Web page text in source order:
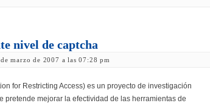
nivel de captcha
marzo de 2007 a las 07:28 pm
for Restricting Access) es un proyecto de investigación
pretende mejorar la efectividad de las herramientas de